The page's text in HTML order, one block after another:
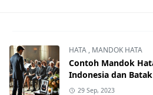
HATA , MANDOK HATA
Contoh Mandok
Indonesia dan Batak
29 Sep, 2023